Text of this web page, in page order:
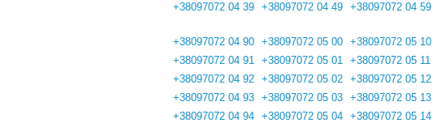
+38097072 04 39 +38097072 04 49
+38097072 04 59
+38097072 04 90
+38097072 04 91
+38097072 04 92
+38097072 04 93
+38097072 04 94
+38097072 05 00
+38097072 05 01
+38097072 05 02
+38097072 05 03
+38097072 05 04
+38097072 05 10
+38097072 05 11
+38097072 05 12
+38097072 05 13
+38097072 05 14